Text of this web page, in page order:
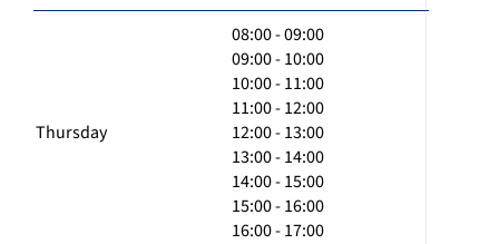
Thursday
08:00 - 09:00
09:00 - 10:00
10:00 - 11:00
11:00 - 12:00
12:00 - 13:00
13:00 - 14:00
14:00 - 15:00
15:00 - 16:00
16:00 - 17:00